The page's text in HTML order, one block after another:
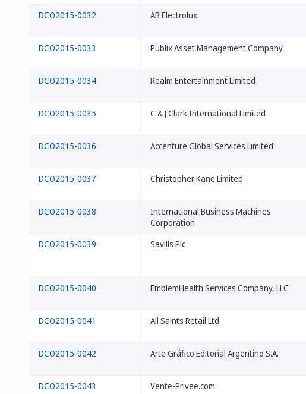
DCO2015-0032
AB Electrolux
DCO2015-0033
Publix Asset Management Company
DCO2015-0034
Realm Entertainment Limited
DCO2015-0035
C & J Clark International Limited
DCO2015-0036
Accenture Global Services Limited
DCO2015-0037
Christopher Kane Limited
DCO2015-0038
International Business Machines
Corporation
DCO2015-0039
Savills Plc
DCO2015-0040 EmblemHealth Services Company, LLC
DCO2015-0041
All Saints Retail Ltd.
DCO2015-0042
Arte Gráfico Editorial Argentino S.A.
DCO2015-0043
Vente-Privee.com